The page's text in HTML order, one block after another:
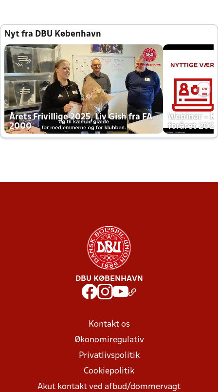
Nyt fra DBU København
Årets Frivillige 2025, Liv Gish fra FA
2000
Webinar -
foråret
DBU KØBENHAVN
Kontakt os
Økonomiregulativ
Privatlivspolitik
Cookiepolitik
Akut kontakt ved afbud/dommervagt